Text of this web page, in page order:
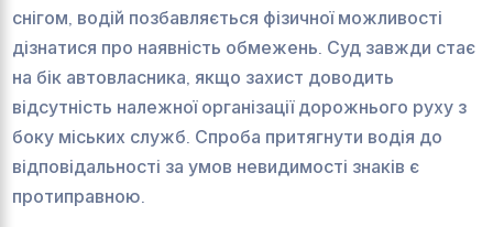
снігом, водій позбавляється фізичної можливості
дізнатися про наявність обмежень. Суд завжди стає
на бік автовласника, якщо захист доводить
відсутність належної організації дорожнього руху з
боку міських служб. Спроба притягнути водія до
відповідальності за умов невидимості знаків є
протиправною.